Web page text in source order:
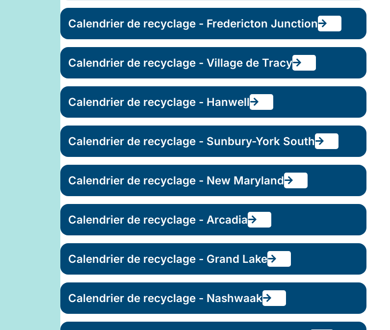
Calendrier de recyclage - Fredericton Junction
Calendrier de recyclage - Village de Tracy
Calendrier de recyclage - Hanwell
Calendrier de recyclage - Sunbury-York South
Calendrier de recyclage - New Maryland
Calendrier de recyclage - Arcadia
Calendrier de recyclage - Grand Lake
Calendrier de recyclage - Nashwaak